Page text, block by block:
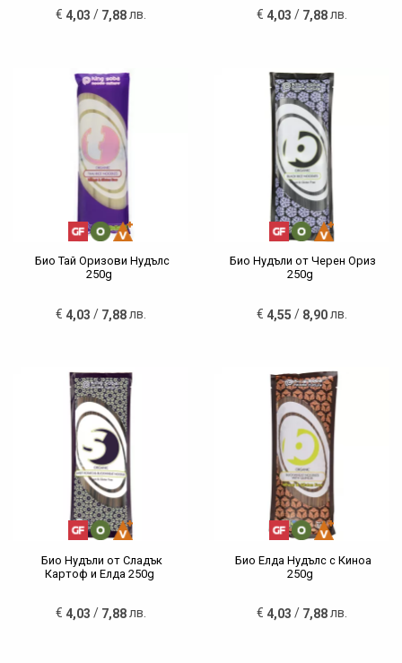
€ 4,03 / 7,88лв. € 4,03 / 7,88лв.
Био Тай Оризови Нудълс
250g
€ 4,03 / 7,88лв.
Био Нудъли от Черен Ориз
250g
€ 4,55 / 8,90лв.
Био Нудъли от Сладък
Картоф и Елда 250g
€ 4,03 / 7,88лв.
Био Елда Нудълс с Киноа
250g
€ 4,03 / 7,88лв.